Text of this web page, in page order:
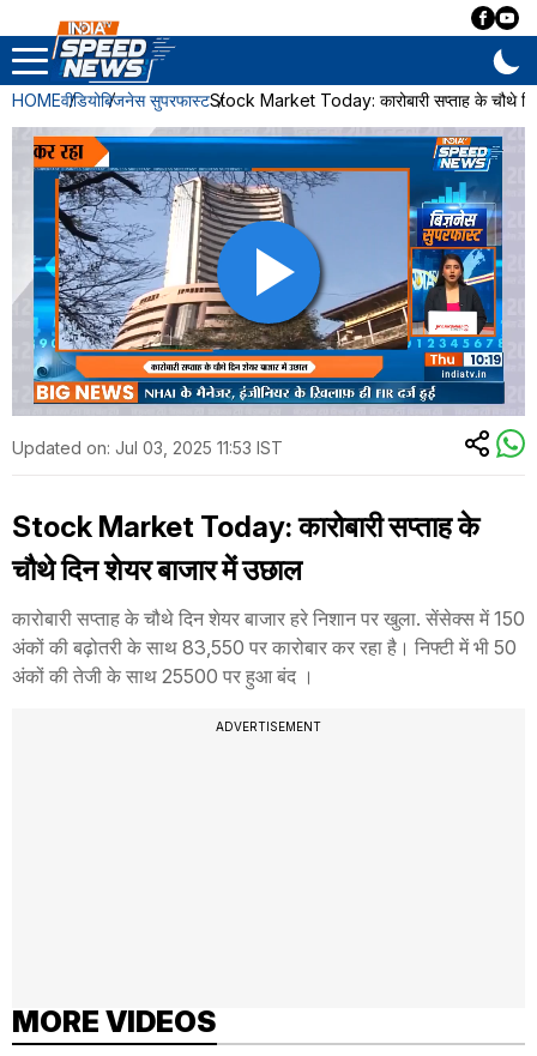
HOMEवीडियोबिजनेस सुपरफास्टStock Market Today: कारोबारी सप्ताह के चौथे
Updated on: Jul 03, 2025 11:53 IST
Stock Market Today: कारोबारी सप्ताह के
चौथे दिन शेयर बाजार में उछाल
कारोबारी सप्ताह के चौथे दिन शेयर बाजार हरे निशान पर खुला. सेंसेक्स में 150
अंकों की बढ़ोतरी के साथ 83,550 पर कारोबार कर रहा है। निफ्टी में भी 50
अंकों की तेजी के साथ 25500 पर हुआ बंद ।
ADVERTISEMENT
MORE VIDEOS